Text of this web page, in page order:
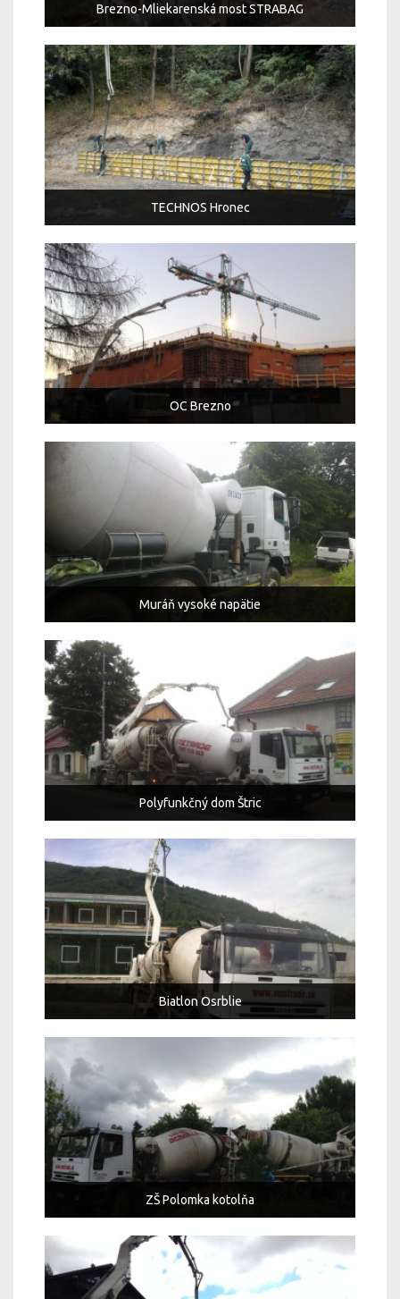
Brezno-Mliekarenská most STRABAG
TECHNOS Hronec
OC Brezno
Muráň vysoké napätie
Polyfunkčný dom Štric
Biatlon Osrblie
ZŠ Polomka kotolňa